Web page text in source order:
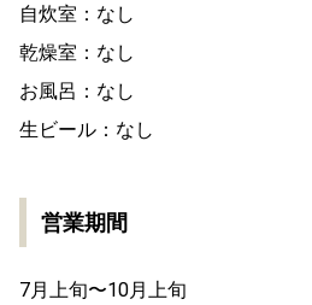
自炊室：なし
乾燥室：なし
お風呂：なし
生ビール：なし
営業期間
7月上旬〜10月上旬